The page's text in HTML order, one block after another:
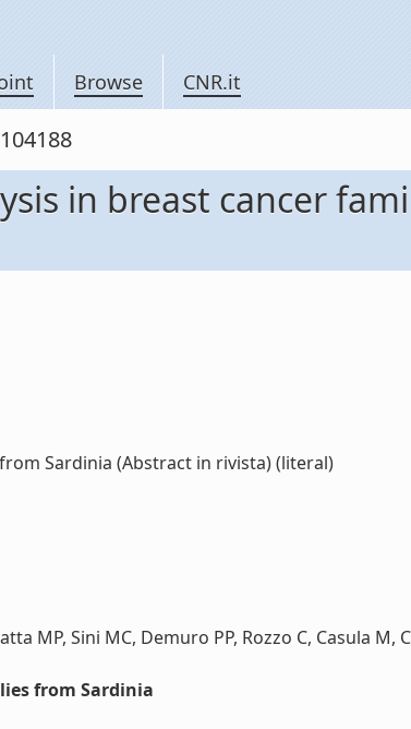
Browse CNR.it
in breast cancer
Sardinia (Abstract in rivista) (literal)
MP, Sini MC, Demuro PP, Rozzo C, Casula
from Sardinia